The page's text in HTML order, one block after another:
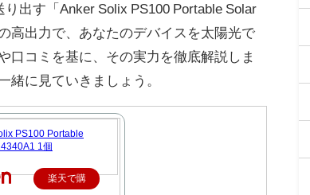
出す「Anker Solix PS100 Portable Solar
高出力で、あなたのデバイスを太陽光で
口コミを基に、その実力を徹底解説しま
緒に見ていきましょう。
PS100 Portable
1個
楽天で購